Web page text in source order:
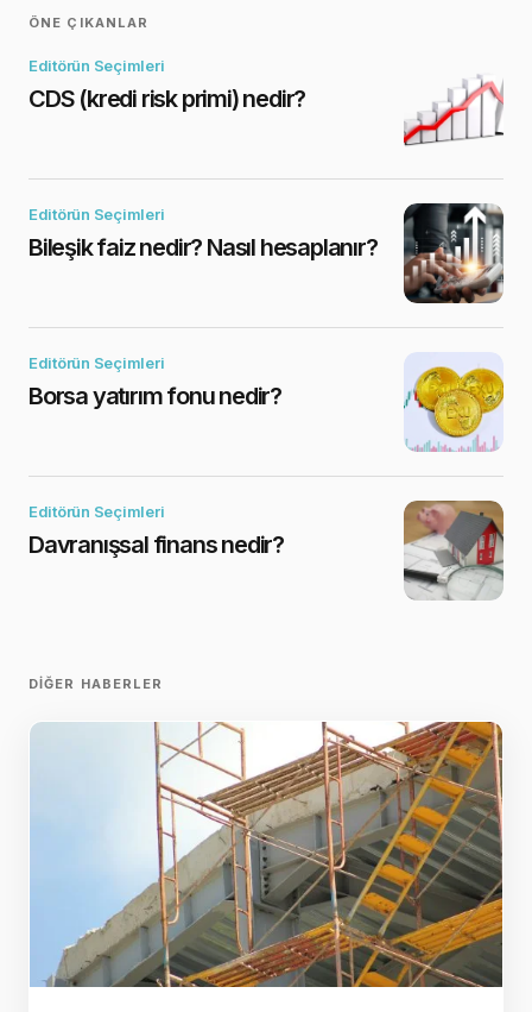
ÖNE ÇIKANLAR
Editörün Seçimleri
CDS (kredi risk primi) nedir?
Editörün Seçimleri
Bileşik faiz nedir? Nasıl hesaplanır?
Editörün Seçimleri
Borsa yatırım fonu nedir?
Editörün Seçimleri
Davranışsal finans nedir?
DIĞER HABERLER